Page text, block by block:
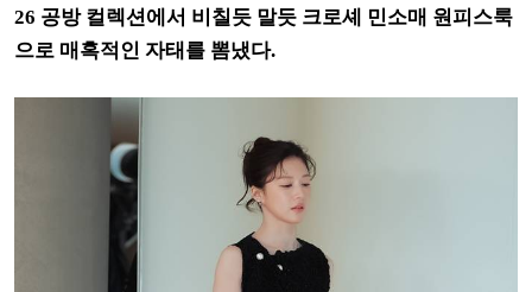
26 공방 컬렉션에서 비칠듯 말듯 크로셰 민소매 원피스룩
으로 매혹적인 자태를 뽐냈다.